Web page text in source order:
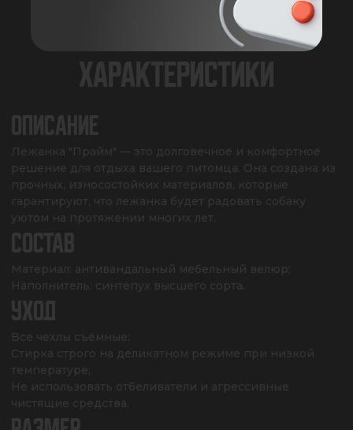
ХАРАКТЕРИСТИКИ
ОПИСАНИЕ
Лежанка "Прайм" — это долговечное и комфортное
решение для отдыха вашего питомца. Она создана из
прочных, износостойких материалов, которые
гарантируют, что лежанка будет радовать собаку
уютом на протяжении многих лет.
СОСТАВ
Материал: антивандальный мебельный велюр;
Наполнитель: синтепух высшего сорта.
УХОД
Все чехлы съёмные;
Стирка строго на деликатном режиме при низкой
температуре;
Не использовать отбеливатели и агрессивные
чистящие средства.